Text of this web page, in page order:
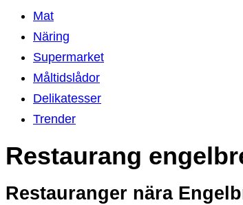
Mat
Näring
Supermarket
Måltidslådor
Delikatesser
Trender
Restaurang
Restauranger nära